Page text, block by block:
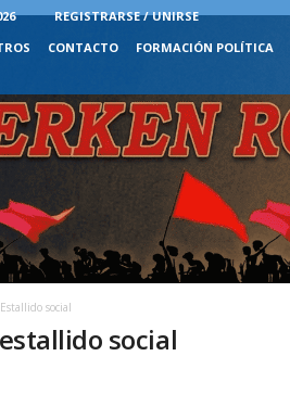
REGISTRARSE / UNIRSE
CONTACTO FORMACIÓN POLÍTICA
Estallido social
social